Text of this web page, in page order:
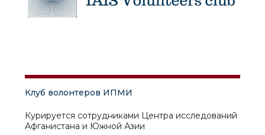
Клуб волонтеров ИПМИ
Курируется сотрудниками Центра исследований
Афганистана и Южной Азии